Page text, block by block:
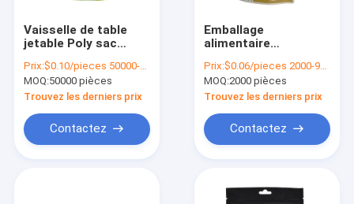
Vaisselle de table
jetable Poly sac
glissière Poches en
plastique
verrouillables
Prix:$0.10/pieces 50000-499999 pieces
MOQ:50000 pièces
Trouvez les derniers prix
Contactez
Emballage
alimentaire
Poly sac stratifié
plastique gelé à
nouveau verrouillable
sac à sacs debout
Prix:$0.06/pieces 2000-9999 pieces
MOQ:2000 pièces
Trouvez les derniers prix
Contactez